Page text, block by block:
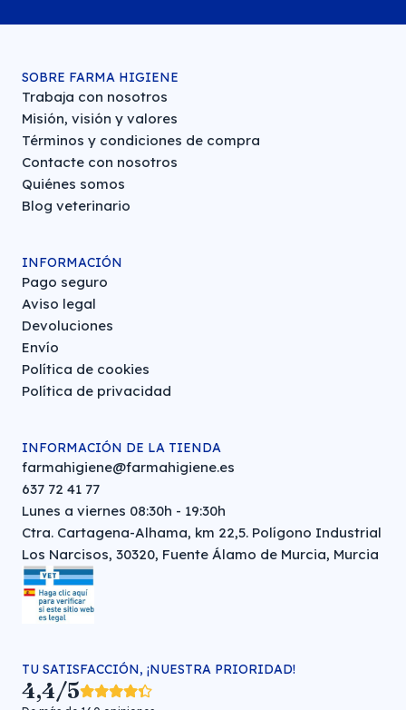
SOBRE FARMA HIGIENE
Trabaja con nosotros
Misión, visión y valores
Términos y condiciones de compra
Contacte con nosotros
Quiénes somos
Blog veterinario
INFORMACIÓN
Pago seguro
Aviso legal
Devoluciones
Envío
Política de cookies
Política de privacidad
INFORMACIÓN DE LA TIENDA
farmahigiene@farmahigiene.es
637 72 41 77
Lunes a viernes 08:30h - 19:30h
Ctra. Cartagena-Alhama, km 22,5. Polígono Industrial
Los Narcisos, 30320, Fuente Álamo de Murcia, Murcia
TU SATISFACCIÓN, ¡NUESTRA PRIORIDAD!
4,4/5